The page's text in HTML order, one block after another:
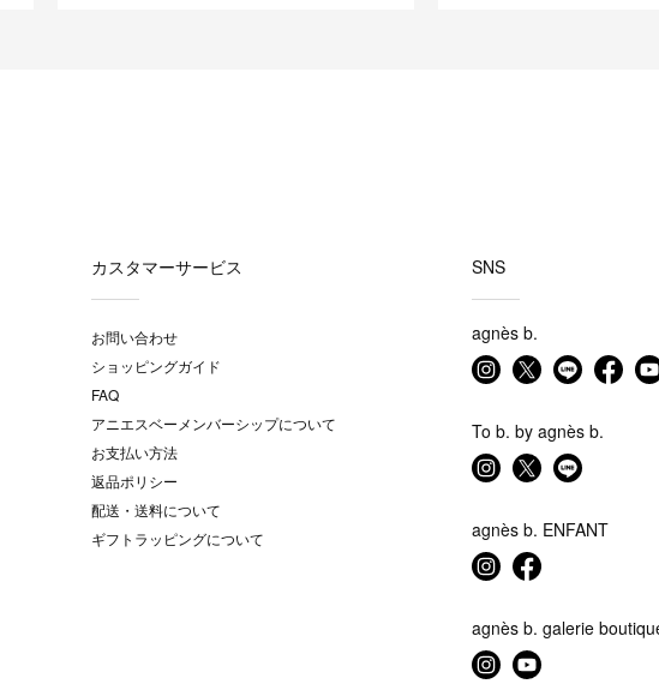
カスタマーサービス
お問い合わせ
ショッピングガイド
FAQ
アニエスベーメンバーシップについて
お支払い方法
返品ポリシー
配送・送料について
ギフトラッピングについて
SNS
agnès b.
To b. by agnès b.
agnès b. ENFANT
agnès b. galerie